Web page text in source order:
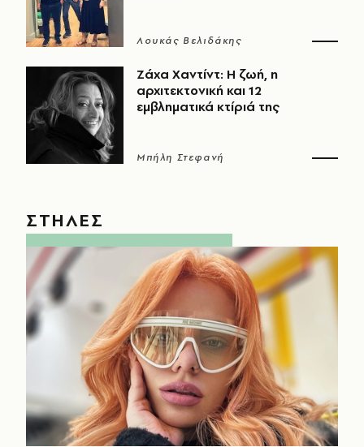
Λουκάς Βελιδάκης
Ζάχα Χαντίντ: Η ζωή, η
αρχιτεκτονική και 12
εμβληματικά κτίριά της
Μπήλη Στεφανή
ΣΤΗΛΕΣ